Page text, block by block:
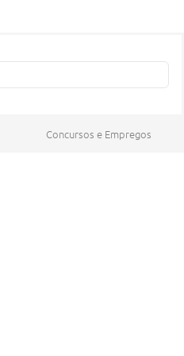
Concursos e Empregos